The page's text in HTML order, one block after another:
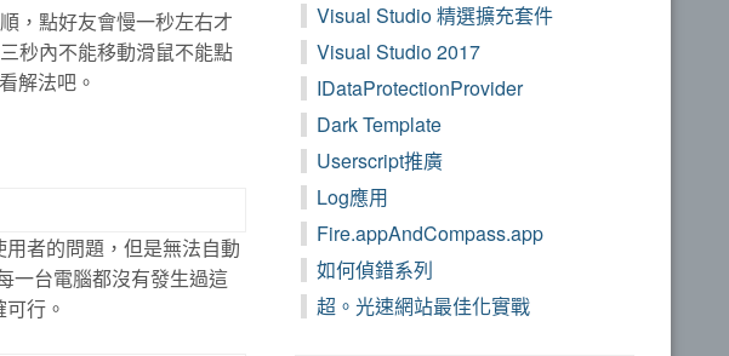
，點好友會慢一秒左右才
秒內不能移動滑鼠不能點
解法吧。
者的問題，但是無法自動
一台電腦都沒有發生過這
行。
Visual Studio 精選擴充套件
Visual Studio 2017
IDataProtectionProvider
Dark Template
Userscript推廣
Log應用
Fire.appAndCompass.app
如何偵錯系列
超。光速網站最佳化實戰